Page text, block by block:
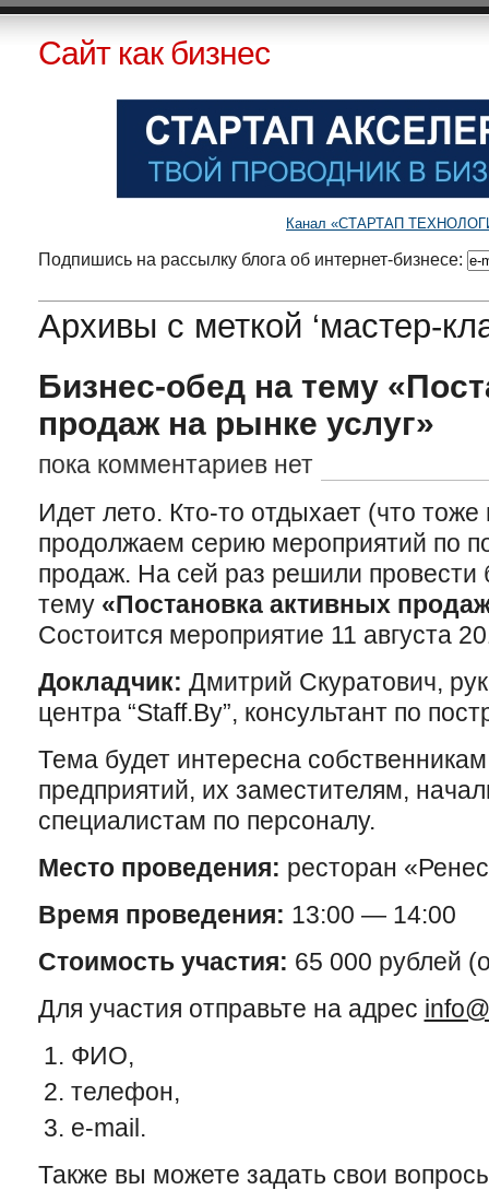
Сайт как бизнес
Канал «СТАРТАП
Подпишись на рассылку блога об интернет-бизнесе:
Архивы с меткой ‘мастер-
Бизнес-обед на тему
продаж на рынке услуг»
пока комментариев нет
Идет лето. Кто-то отдыхает (что
продолжаем серию мероприятий по
продаж. На сей раз решили провести
тему «Постановка активных
Состоится мероприятие 11 августа
Докладчик: Дмитрий Скуратович,
центра “Staff.By”, консультант по
Тема будет интересна
предприятий, их заместителям,
специалистам по персоналу.
Место проведения: ресторан
Время проведения: 13:00 — 14:00
Стоимость участия: 65 000 рублей
Для участия отправьте на адрес
ФИО,
телефон,
e-mail.
Также вы можете задать свои